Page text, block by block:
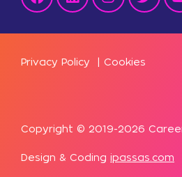
Copyright © 2019-2026
Design & Coding ipassas.com
Privacy Policy Cookies